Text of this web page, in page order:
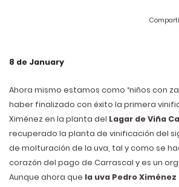
8 de January
Ahora mismo estamos como “niños con
haber finalizado con éxito la primera
Ximénez en la planta del Lagar de Viña
recuperado la planta de vinificación del
de molturación de la uva, tal y como se
corazón del pago de Carrascal y es un
Aunque ahora que la uva Pedro